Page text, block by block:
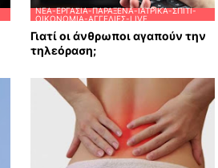
ΝΈΑ-ΕΡΓΑΣΊΑ-ΠΑΡΆΞΕΝΑ-ΙΑΤΡΙΚΆ-ΣΠΊΤΙ-
ΟΙΚΟΝΟΜΊΑ-ΑΓΓΕΛΊΕΣ-LIVE
Γιατί οι άνθρωποι αγαπούν την
τηλεόραση;